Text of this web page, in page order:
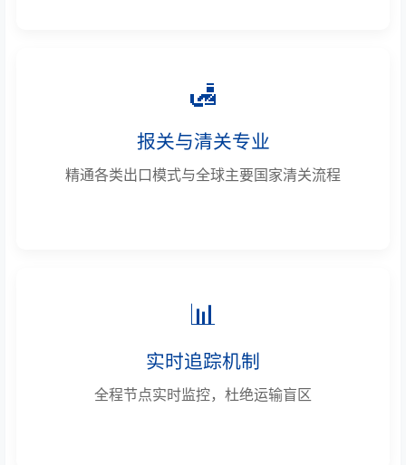
🛃
报关与清关专业
精通各类出口模式与全球主要国家清关流程
📊
实时追踪机制
全程节点实时监控，杜绝运输盲区